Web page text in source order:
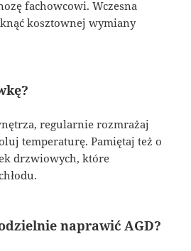
fachowcowi. Wczesna
kosztownej wymiany
regularnie rozmrażaj
temperaturę. Pamiętaj też o
drzwiowych, które
naprawić AGD?